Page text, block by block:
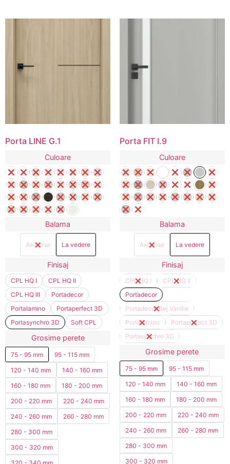
Porta LINE G.1
Culoare
Balama
Ascunse La vedere
Finisaj
CPL HQ I
CPL HQ II
CPL HQ III
Portadecor
Portalamino
Portaperfect 3D
Portasynchro 3D
Soft CPL
Grosime perete
75 - 95 mm
95 - 115 mm
120 - 140 mm
140 - 160 mm
160 - 180 mm
180 - 200 mm
200 - 220 mm
220 - 240 mm
240 - 260 mm
260 - 280 mm
280 - 300 mm
300 - 320 mm
Porta FIT I.9
Culoare
Balama
Ascunse La vedere
Finisaj
CPL HQ I
CPL HQ II
Portadecor
Portadecor Bej Vanilie
Portalamino
Portaperfect 3D
Portasynchro 3D
Grosime perete
75 - 95 mm
95 - 115 mm
120 - 140 mm
140 - 160 mm
160 - 180 mm
180 - 200 mm
200 - 220 mm
220 - 240 mm
240 - 260 mm
260 - 280 mm
280 - 300 mm
300 - 320 mm